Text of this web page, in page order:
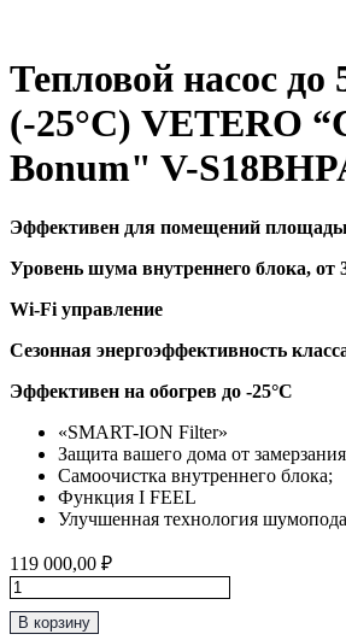
Тепловой насос до
(-25°C) VETERO
Bonum" V-
Эффективен для помещений
Уровень шума внутреннего блока, от
Wi-Fi управление
Сезонная энергоэффективность
Эффективен на обогрев до -25°C
«SMART-ION Filter»
Защита вашего дома от
Самоочистка внутреннего блока;
Функция I FEEL
Улучшенная технология
119 000,00 ₽
Количество
товара
Тепловой
В корзину